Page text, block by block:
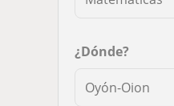
¿Dónde?